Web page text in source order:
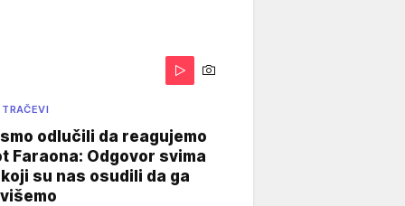
odlučili da reagujemo
Faraona: Odgovor svima
su nas osudili da ga